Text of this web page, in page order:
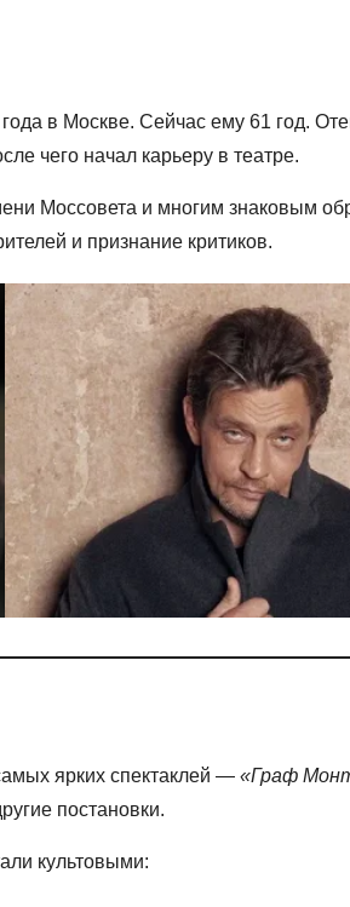
в Москве. Сейчас ему 61 год.
чего начал карьеру в театре.
Моссовета и многим знаковым
и признание критиков.
ярких спектаклей — «Граф
постановки.
культовыми: